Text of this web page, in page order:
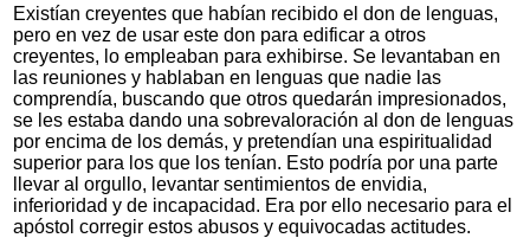
Existían creyentes que habían recibido el don de lenguas,
pero en vez de usar este don para edificar a otros
creyentes, lo empleaban para exhibirse. Se levantaban en
las reuniones y hablaban en lenguas que nadie las
comprendía, buscando que otros quedarán impresionados,
se les estaba dando una sobrevaloración al don de lenguas
por encima de los demás, y pretendían una espiritualidad
superior para los que los tenían. Esto podría por una parte
llevar al orgullo, levantar sentimientos de envidia,
inferioridad y de incapacidad. Era por ello necesario para el
apóstol corregir estos abusos y equivocadas actitudes.